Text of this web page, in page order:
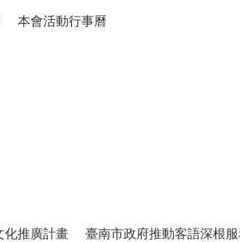
本會活動行事曆
化推廣計畫 臺南市政府推動客語深根